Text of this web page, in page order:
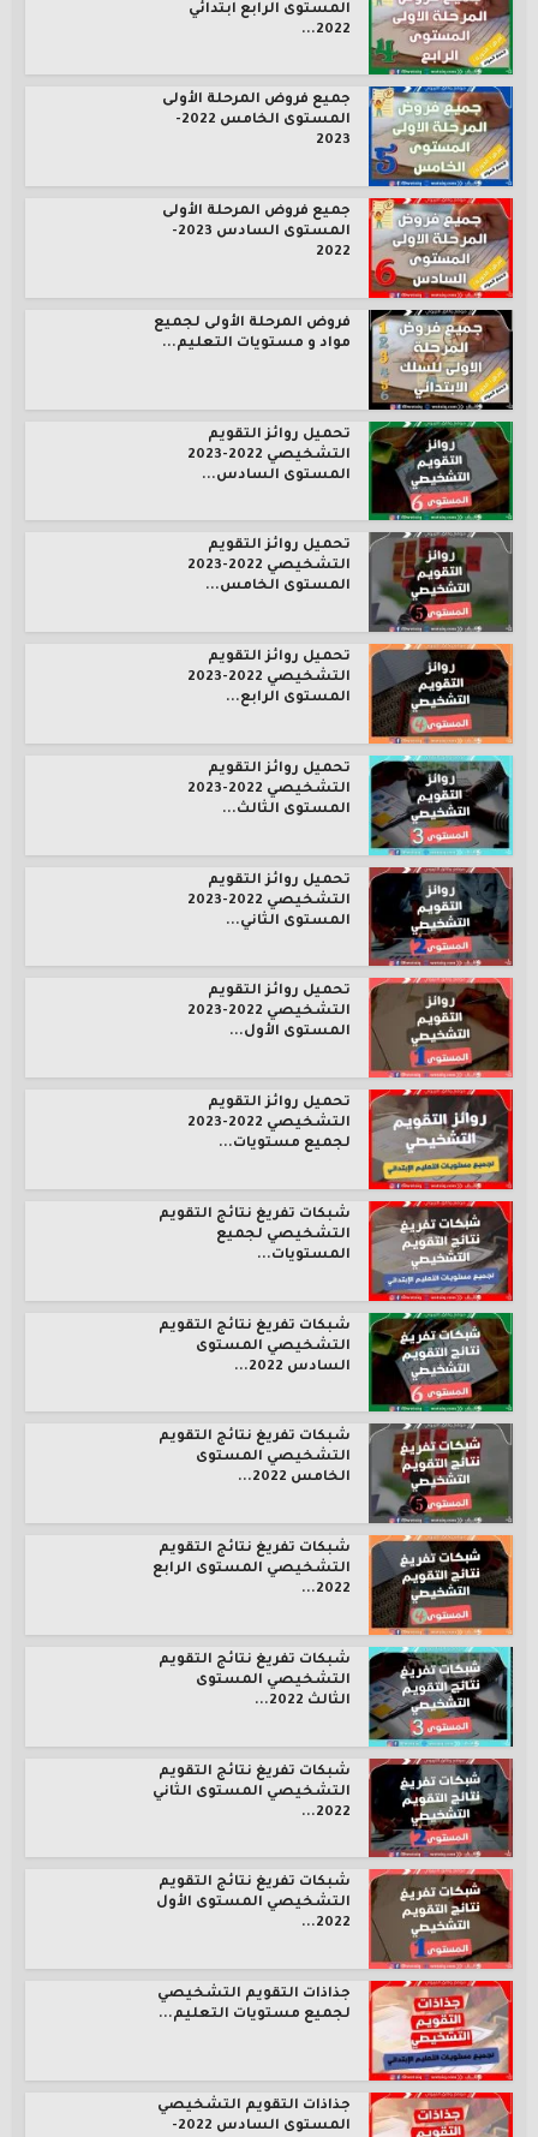
المستوى الرابع ابتدائي
2022...
جميع فروض المرحلة الأولى
المستوى الخامس 2022-
2023
جميع فروض المرحلة الأولى
المستوى السادس 2023-
2022
فروض المرحلة الأولى لجميع
مواد و مستويات التعليم...
تحميل روائز التقويم
التشخيصي 2022-2023
المستوى السادس...
تحميل روائز التقويم
التشخيصي 2022-2023
المستوى الخامس...
تحميل روائز التقويم
التشخيصي 2022-2023
المستوى الرابع...
تحميل روائز التقويم
التشخيصي 2022-2023
المستوى الثالث...
تحميل روائز التقويم
التشخيصي 2022-2023
المستوى الثاني...
تحميل روائز التقويم
التشخيصي 2022-2023
المستوى الأول...
تحميل روائز التقويم
التشخيصي 2022-2023
لجميع مستويات...
شبكات تفريغ نتائج التقويم
التشخيصي لجميع
المستويات...
شبكات تفريغ نتائج التقويم
التشخيصي المستوى
السادس 2022...
شبكات تفريغ نتائج التقويم
التشخيصي المستوى
الخامس 2022...
شبكات تفريغ نتائج التقويم
التشخيصي المستوى الرابع
2022...
شبكات تفريغ نتائج التقويم
التشخيصي المستوى
الثالث 2022...
شبكات تفريغ نتائج التقويم
التشخيصي المستوى الثاني
2022...
شبكات تفريغ نتائج التقويم
التشخيصي المستوى الأول
2022...
جذاذات التقويم التشخيصي
لجميع مستويات التعليم...
جذاذات التقويم التشخيصي
المستوى السادس 2022-